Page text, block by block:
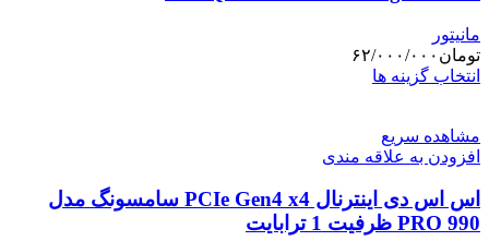
است
شوند
مانیتور
تومان ۶۲/۰۰۰/۰۰۰
انتخاب گزینه ها
مختلفی
باشد.
گزینه
مشاهده سریع
افزودن به علاقه مندی
اس اس دی اینترنال PCIe Gen4 x4 سامسونگ مدل
PRO 990 ظرفیت 1 ترابایت